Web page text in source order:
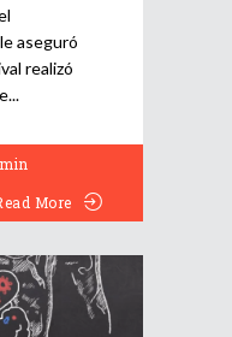
aseguró
realizó
More